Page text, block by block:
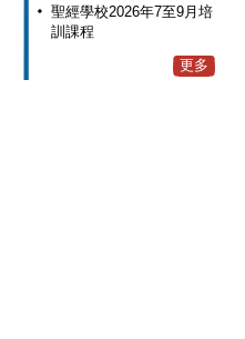
聖經學校2026年7至9月培
訓課程
更多